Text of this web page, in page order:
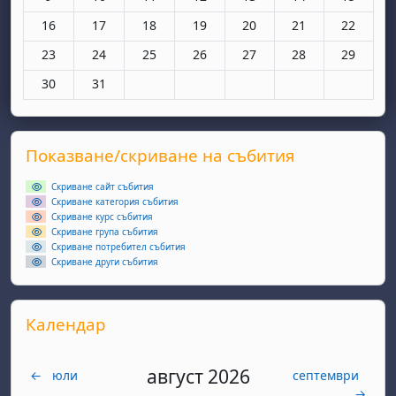
Няма събития, понеделник, 16 март
16 Няма събития, вторник, 17 март
17 Няма събития, сряда, 18 март
18 Няма събития, четвъртък, 19
19 Няма събития, петък, 20
20 Няма събития,
21 Няма
22
Няма събития, понеделник, 23 март
23 Няма събития, вторник, 24 март
24 Няма събития, сряда, 25 март
25 Няма събития, четвъртък, 26
26 Няма събития, петък, 27
27 Няма събития,
28 Няма
29
Няма събития, понеделник, 30 март
30 Няма събития, вторник, 31 март
31
Supplementary blocks
Прескочи Показване/скриване на събития
Показване/скриване на събития
Скриване сайт събития
Скриване категория събития
Скриване курс събития
Скриване група събития
Скриване потребител събития
Скриване други събития
Прескочи Календар
Календар
← юли август 2026
септември